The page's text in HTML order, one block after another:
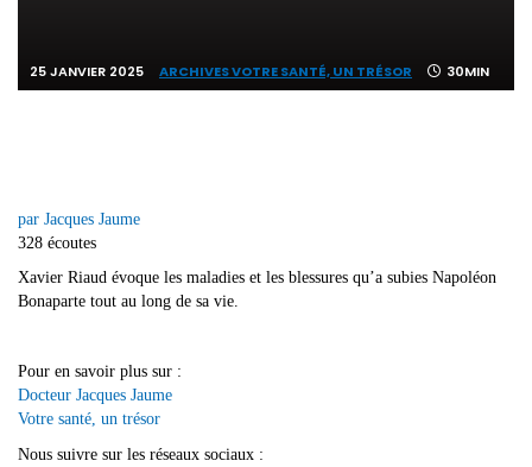
25 JANVIER 2025 ARCHIVES VOTRE SANTÉ, UN TRÉSOR 30MIN
par Jacques Jaume
328 écoutes
Xavier Riaud évoque les maladies et les blessures qu’a subies Napoléon
Bonaparte tout au long de sa vie.
Pour en savoir plus sur :
Docteur Jacques Jaume
Votre santé, un trésor
Nous suivre sur les réseaux sociaux :